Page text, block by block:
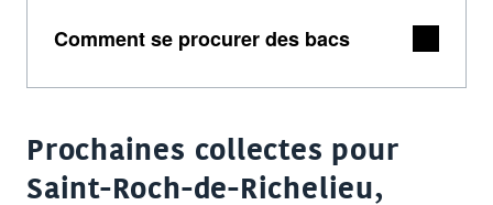
Comment se procurer des bacs
Prochaines collectes pour
Saint-Roch-de-Richelieu,